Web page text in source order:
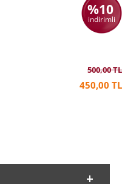
%10
indirimli
500,00 TL
450,00 TL